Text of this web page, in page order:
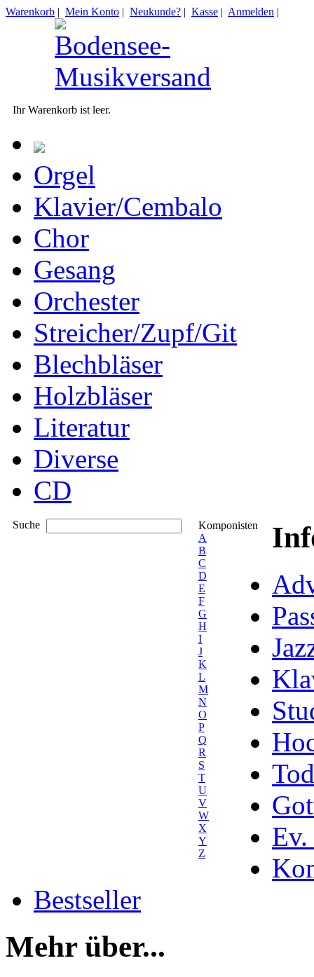
Warenkorb | Mein Konto | Neukunde? | Kasse | Anmelden |
Ihr Warenkorb ist leer.
Orgel
Klavier/Cembalo
Chor
Gesang
Orchester
Streicher/Zupf/Git
Blechbläser
Holzbläser
Literatur
Diverse
CD
Suche
Komponisten
A
B
C
D
E
F
G
H
I
J
K
L
M
N
O
P
Q
R
S
T
U
V
W
X
Y
Z
Ev.
Bestseller
Mehr über...